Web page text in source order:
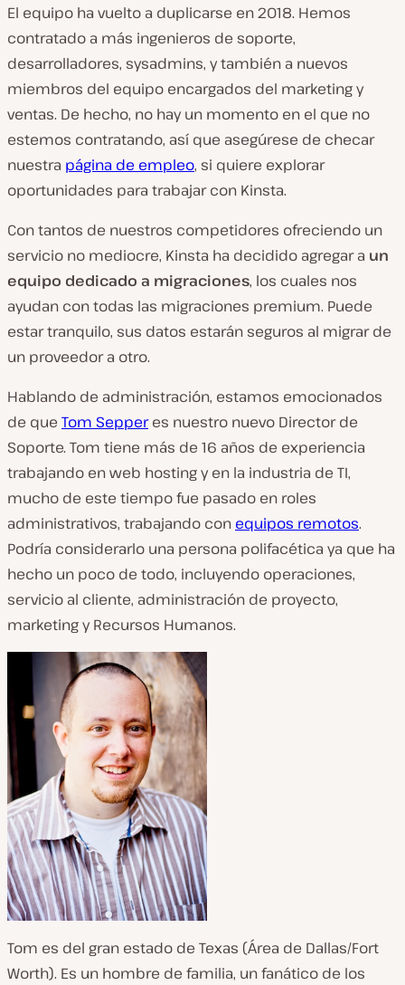
El equipo ha vuelto a duplicarse en 2018. Hemos
contratado a más ingenieros de soporte,
desarrolladores, sysadmins, y también a nuevos
miembros del equipo encargados del marketing y
ventas. De hecho, no hay un momento en el que no
estemos contratando, así que asegúrese de checar
nuestra página de empleo, si quiere explorar
oportunidades para trabajar con Kinsta.
Con tantos de nuestros competidores ofreciendo un
servicio no mediocre, Kinsta ha decidido agregar a un
equipo dedicado a migraciones, los cuales nos
ayudan con todas las migraciones premium. Puede
estar tranquilo, sus datos estarán seguros al migrar de
un proveedor a otro.
Hablando de administración, estamos emocionados
de que Tom Sepperes nuestro nuevo Director de
Soporte. Tom tiene más de 16 años de experiencia
trabajando en web hosting y en la industria de TI,
mucho de este tiempo fue pasado en roles
administrativos, trabajando con equipos remotos.
Podría considerarlo una persona polifacética ya que ha
hecho un poco de todo, incluyendo operaciones,
servicio al cliente, administración de proyecto,
marketing y Recursos Humanos.
Tom es del gran estado de Texas (Área de Dallas/Fort
Worth). Es un hombre de familia, un fanático de los